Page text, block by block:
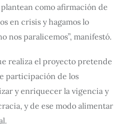
plantean como afirmación de
en crisis y hagamos lo
nos paralicemos”, manifestó.
realiza el proyecto pretende
participación de los
y enriquecer la vigencia y
y de ese modo alimentar